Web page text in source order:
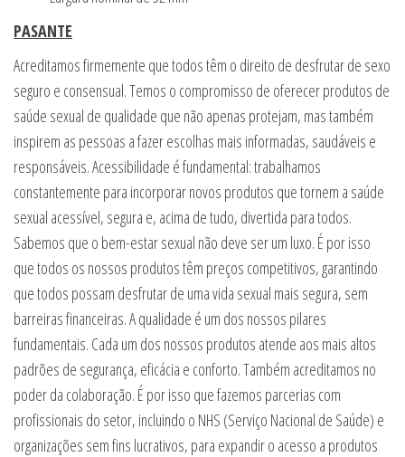
PASANTE
Acreditamos firmemente que todos têm o direito de desfrutar de sexo
seguro e consensual. Temos o compromisso de oferecer produtos de
saúde sexual de qualidade que não apenas protejam, mas também
inspirem as pessoas a fazer escolhas mais informadas, saudáveis e
responsáveis. Acessibilidade é fundamental: trabalhamos
constantemente para incorporar novos produtos que tornem a saúde
sexual acessível, segura e, acima de tudo, divertida para todos.
Sabemos que o bem-estar sexual não deve ser um luxo. É por isso
que todos os nossos produtos têm preços competitivos, garantindo
que todos possam desfrutar de uma vida sexual mais segura, sem
barreiras financeiras. A qualidade é um dos nossos pilares
fundamentais. Cada um dos nossos produtos atende aos mais altos
padrões de segurança, eficácia e conforto. Também acreditamos no
poder da colaboração. É por isso que fazemos parcerias com
profissionais do setor, incluindo o NHS (Serviço Nacional de Saúde) e
organizações sem fins lucrativos, para expandir o acesso a produtos